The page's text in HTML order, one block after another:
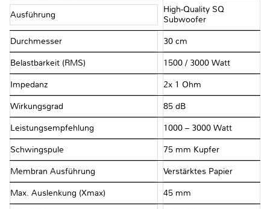
Ausführung
High-Quality SQ
Subwoofer
Durchmesser 30 cm
Belastbarkeit (RMS) 1500 / 3000 Watt
Impedanz 2x 1 Ohm
Wirkungsgrad 85 dB
Leistungsempfehlung 1000 – 3000 Watt
Schwingspule 75 mm Kupfer
Membran Ausführung Verstärktes Papier
Max. Auslenkung (Xmax) 45 mm